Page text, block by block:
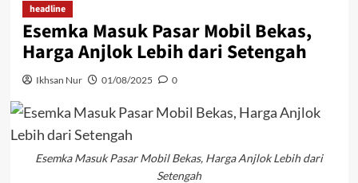
headline
Esemka Masuk Pasar Mobil Bekas,
Harga Anjlok Lebih dari Setengah
Ikhsan Nur 01/08/2025 0
Esemka Masuk Pasar Mobil Bekas, Harga Anjlok Lebih dari
Setengah